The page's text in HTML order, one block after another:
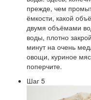
прежде, чем
ёмкости, какой
двумя объёмами
воды, плотно
минут на очень
овощи, куриное
поперчите.
Шаг 5